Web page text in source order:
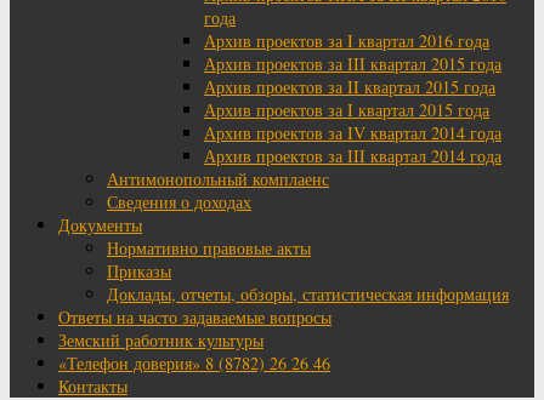
года
Архив проектов за I квартал 2016 года
Архив проектов за III квартал 2015 года
Архив проектов за II квартал 2015 года
Архив проектов за I квартал 2015 года
Архив проектов за IV квартал 2014 года
Архив проектов за III квартал 2014 года
Антимонопольный комплаенс
Сведения о доходах
Документы
Нормативно правовые акты
Приказы
Доклады, отчеты, обзоры, статистическая информация
Ответы на часто задаваемые вопросы
Земский работник культуры
«Телефон доверия» 8 (8782) 26 26 46
Контакты